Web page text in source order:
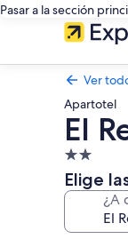
Pasar a la sección
Ver
Apartotel
El
de
2.0
Elige
¿A